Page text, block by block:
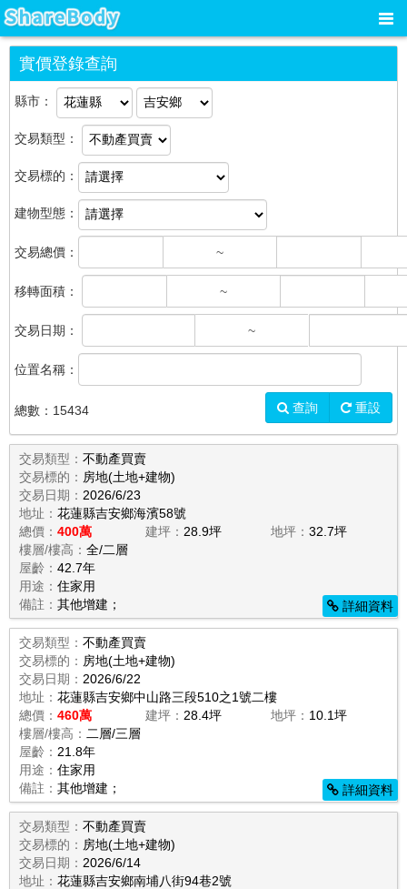
實價登錄查詢
縣市：
交易類型：
交易標的：
建物型態：
交易總價： ~
移轉面積： ~
交易日期： ~
位置名稱：
總數： 15434 查詢 重設
交易類型： 不動產買賣
交易標的： 房地(土地+建物)
交易日期： 2026/6/23
地址： 花蓮縣吉安鄉海濱58號
總價： 400萬 建坪： 28.9坪 地坪：32.7坪
樓層/樓高： 全/二層
屋齡： 42.7年
用途： 住家用
備註： 其他增建； 詳細資料
交易類型： 不動產買賣
交易標的： 房地(土地+建物)
交易日期： 2026/6/22
地址： 花蓮縣吉安鄉中山路三段510之1號二樓
總價： 460萬 建坪： 28.4坪 地坪： 10.1坪
樓層/樓高： 二層/三層
屋齡： 21.8年
用途： 住家用
備註： 其他增建； 詳細資料
交易類型： 不動產買賣
交易標的： 房地(土地+建物)
交易日期： 2026/6/14
地址： 花蓮縣吉安鄉南埔八街94巷2號